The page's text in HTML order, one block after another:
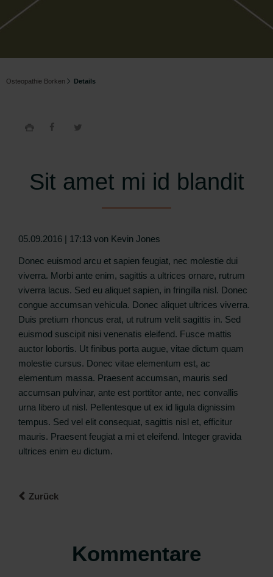
Kontakt
Osteopathie Borken Details
Sit amet mi id blandit
05.09.2016 | 17:13 von Kevin Jones
Donec euismod arcu et sapien feugiat, nec molestie dui
viverra. Morbi ante enim, sagittis a ultrices ornare, rutrum
viverra lacus. Sed eu aliquet sapien, in fringilla nisl. Donec
congue accumsan vehicula. Donec aliquet ultrices viverra.
Duis pretium rhoncus erat, ut rutrum velit sagittis in. Sed
euismod suscipit nisi venenatis eleifend. Fusce mattis
auctor lobortis. Ut finibus porta augue, vitae dictum quam
molestie cursus. Donec vitae elementum est, ac
elementum massa. Praesent accumsan, mauris sed
accumsan pulvinar, ante est porttitor ante, nec convallis
urna libero ut nisl. Pellentesque ut ex id ligula dignissim
tempus. Sed vel elit consequat, sagittis nisl et, efficitur
mauris. Praesent feugiat a mi et eleifend. Integer gravida
ultrices enim eu dictum.
Zurück
Kommentare